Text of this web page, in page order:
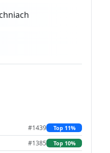
#1439 Top 11%
#1385 Top 10%